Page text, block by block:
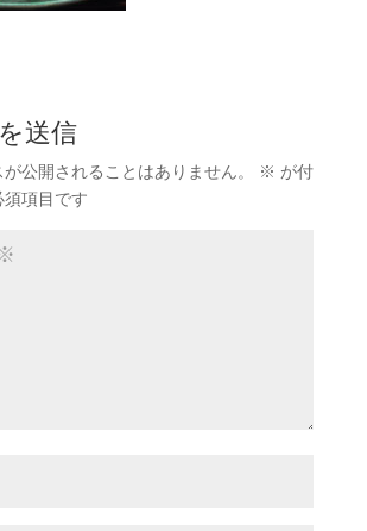
送信
公開されることはありません。 ※ が付
項目です